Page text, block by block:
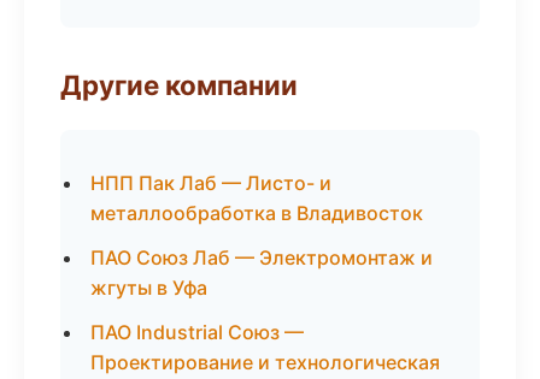
Другие компании
НПП Пак Лаб — Листо- и
металлообработка в Владивосток
ПАО Союз Лаб — Электромонтаж и
жгуты в Уфа
ПАО Industrial Союз —
Проектирование и технологическая